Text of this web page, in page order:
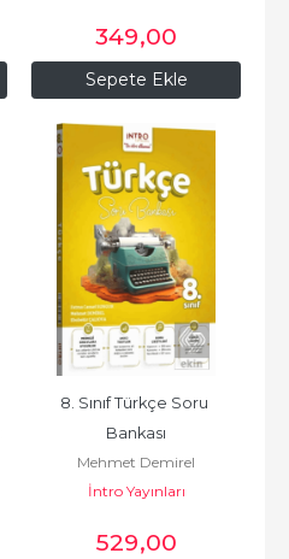
Sepete Ekle
349,00
8. Sınıf Türkçe Soru
Bankası
Mehmet Demirel
İntro Yayınları
529,00